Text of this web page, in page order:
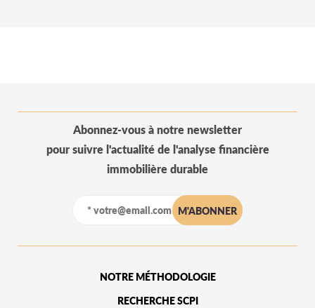
Abonnez-vous à notre newsletter
pour suivre l'actualité de l'analyse financière
immobilière durable
NOTRE MÉTHODOLOGIE
RECHERCHE SCPI